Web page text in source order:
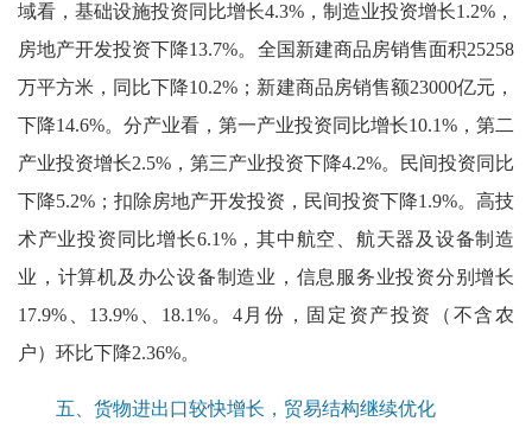
域看，基础设施投资同比增长4.3%，制造业投资增长1.2%，
房地产开发投资下降13.7%。全国新建商品房销售面积25258
万平方米，同比下降10.2%；新建商品房销售额23000亿元，
下降14.6%。分产业看，第一产业投资同比增长10.1%，第二
产业投资增长2.5%，第三产业投资下降4.2%。民间投资同比
下降5.2%；扣除房地产开发投资，民间投资下降1.9%。高技
术产业投资同比增长6.1%，其中航空、航天器及设备制造
业，计算机及办公设备制造业，信息服务业投资分别增长
17.9%、13.9%、18.1%。4月份，固定资产投资（不含农
户）环比下降2.36%。
五、货物进出口较快增长，贸易结构继续优化